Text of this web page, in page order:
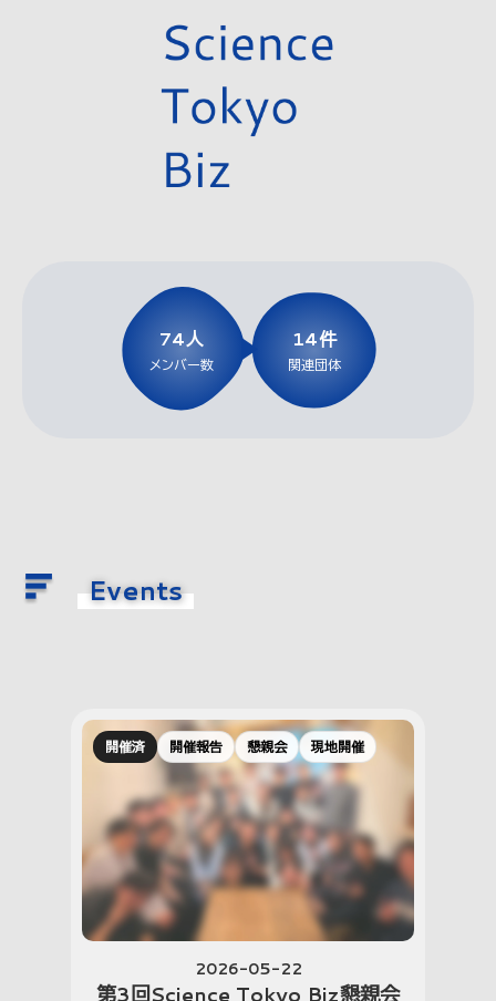
▶︎
74人
メンバー数
14件
関連団体
Events
開催済 開催報告 懇親会 現地開催
2026-05-22
第3回Science Tokyo Biz懇親会